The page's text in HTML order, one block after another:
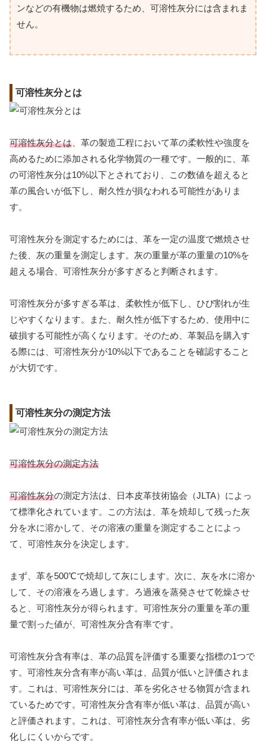
ンなどの有機物は燃焼するため、可溶性灰分には含まれま
せん。
可溶性灰分とは
可溶性灰分とは 、革の製造工程において革の柔軟性や強度を
高めるために添加される化学物質の一種です。一般的に、革
の可溶性灰分は10%以下とされており、この数値を超えると
革の風合いが低下し、耐久性が損なわれる可能性がありま
す。
可溶性灰分を測定するためには、革を一定の温度で燃焼させ
た後、灰の重量を測定します。灰の重量が革の重量の10%を
超える場合、可溶性灰分が多すぎると判断されます。
可溶性灰分が多すぎる革は、柔軟性が低下し、ひび割れが生
じやすくなります。また、耐久性が低下するため、使用中に
破損する可能性が高くなります。そのため、革製品を購入す
る際には、可溶性灰分が10%以下であることを確認すること
が大切です。
可溶性灰分の測定方法
可溶性灰分の測定方法
可溶性灰分の測定方法は、日本皮革技術協会（JLTA）によっ
て標準化されています。この方法は、革を焼却して残った灰
分を水に溶かして、その溶液の重量を測定することによっ
て、可溶性灰分を決定します。
まず、革を500℃で焼却して灰にします。次に、灰を水に溶か
して、その溶液をろ過します。ろ過液を蒸発させて乾燥させ
ると、可溶性灰分が得られます。可溶性灰分の重量を革の重
量で割った値が、可溶性灰分含有率です。
可溶性灰分含有率は、革の品質を評価する重要な指標の1つで
す。可溶性灰分含有率が高い革は、品質が低いと評価されま
す。これは、可溶性灰分には、革を劣化させる物質が含まれ
ているためです。可溶性灰分含有率が低い革は、品質が高い
と評価されます。これは、可溶性灰分含有率が低い革は、劣
化しにくいからです。